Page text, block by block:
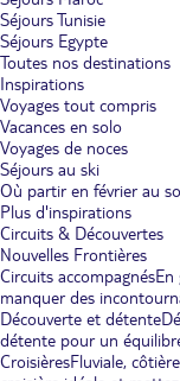
Séjours Tunisie
Séjours Egypte
Toutes nos destinations
Inspirations
Voyages tout compris
Vacances en solo
Voyages de noces
Séjours au ski
Où partir en février au
Plus d'inspirations
Circuits & Découvertes
Nouvelles Frontières
Circuits accompagnésEn
manquer des
Découverte et détente
détente pour un
CroisièresFluviale,